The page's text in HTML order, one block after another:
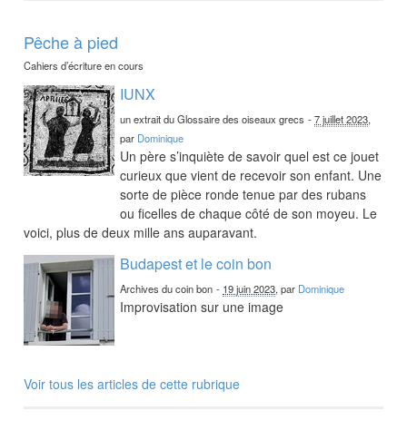
Pêche à pied
Cahiers d’écriture en cours
IUNX
un extrait du Glossaire des oiseaux grecs -7 juillet 2023,
par Dominique
Un père s’inquiète de savoir quel est ce jouet
curieux que vient de recevoir son enfant. Une
sorte de pièce ronde tenue par des rubans
ou ficelles de chaque côté de son moyeu. Le
voici, plus de deux mille ans auparavant.
Budapest et le coin bon
Archives du coin bon - 19 juin 2023, par Dominique
Improvisation sur une image
Voir tous les articles de cette rubrique